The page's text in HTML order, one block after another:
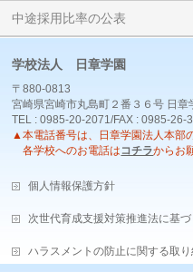
中途採用比率の公表
学校法人 日章学園
〒880-0813
宮崎県宮崎市丸島町２番３６号 日章
TEL : 0985-20-2071/FAX : 0985-26-
▲本電話番号は、日章学園法人本部
各学校へのお電話は コチラからお
個人情報保護方針
次世代育成支援対策推進法に基
ハラスメントの防止に関する取